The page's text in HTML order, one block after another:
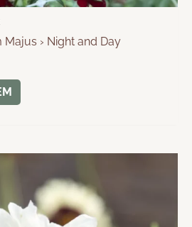
Majus › Night and Day